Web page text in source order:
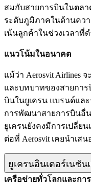
สมกับสายการบินในตล
ระดับภูมิภาคในด้านคว
เน้นลูกค้าในช่วงเวลาที่
แนวโน้มในอนาคต
แม้ว่า Aerosvit Airlines
และบทบาทของสายกา
บินในยูเครน แบรนด์แล
การพัฒนาสายการบินอื่
ยูเครนยังคงมีการเปลี่ย
ต่อที่ Aerosvit เคยนำเสน
ยูเครนอินเตอร์เนชั
เครือข่ายทั่วโลกและกา